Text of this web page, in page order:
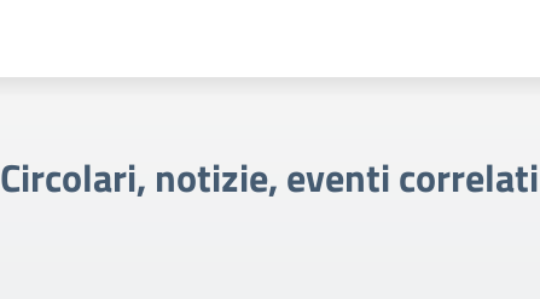
Circolari, notizie, eventi correlati